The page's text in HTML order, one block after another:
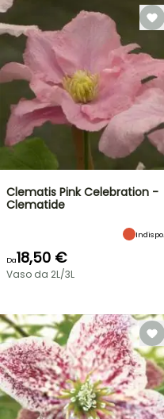
VENDITA
FLASH
FINO
AL
30%
DI
Clematis Pink Celebration -
Clematide
Indispo.
Da18,50 €
Vaso da 2L/3L